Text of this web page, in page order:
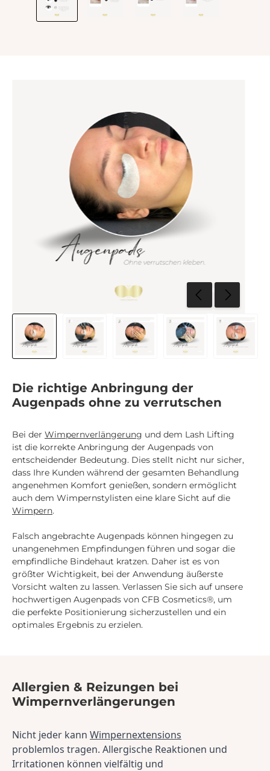
Die richtige Anbringung der
Augenpads ohne zu verrutschen
Bei der Wimpernverlängerung und dem Lash Lifting
ist die korrekte Anbringung der Augenpads von
entscheidender Bedeutung. Dies stellt nicht nur sicher,
dass Ihre Kunden während der gesamten Behandlung
angenehmen Komfort genießen, sondern ermöglicht
auch dem Wimpernstylisten eine klare Sicht auf die
Wimpern.
Falsch angebrachte Augenpads können hingegen zu
unangenehmen Empfindungen führen und sogar die
empfindliche Bindehaut kratzen. Daher ist es von
größter Wichtigkeit, bei der Anwendung äußerste
Vorsicht walten zu lassen. Verlassen Sie sich auf unsere
hochwertigen Augenpads von CFB Cosmetics®, um
die perfekte Positionierung sicherzustellen und ein
optimales Ergebnis zu erzielen.
Allergien & Reizungen bei
Wimpernverlängerungen
Nicht jeder kann Wimpernextensions
problemlos tragen. Allergische Reaktionen und
Irritationen können vielfältig und